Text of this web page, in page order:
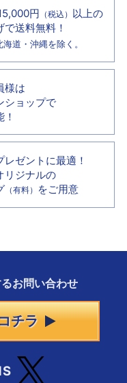
円 （税込） 以上の
で送料無料！
道・沖縄を除く。
様は
ショップで
レゼントに最適！
リジナルの
（有料） をご用意
お問い合わせ
チラ